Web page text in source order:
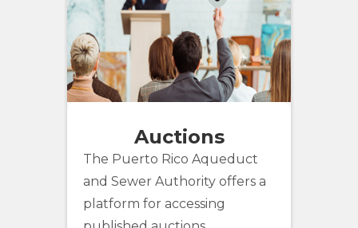
Auctions
The Puerto Rico Aqueduct
and Sewer Authority offers a
platform for accessing